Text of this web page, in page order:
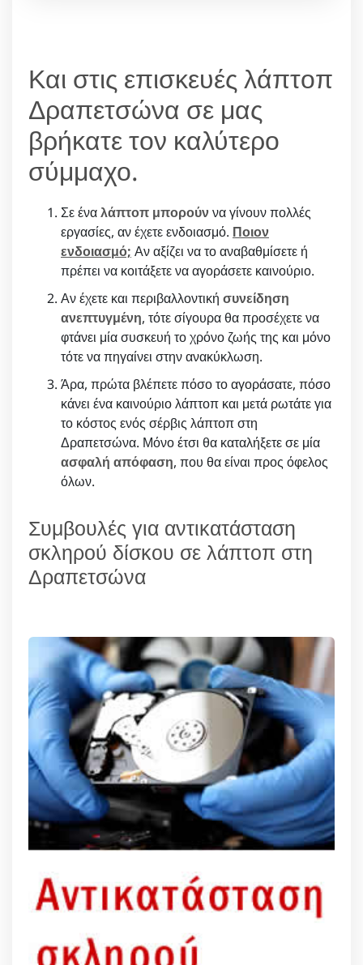
Και στις επισκευές λάπτοπ
Δραπετσώνα σε μας
βρήκατε τον καλύτερο
σύμμαχο.
Σε έναλάπτοπ μπορούννα γίνουν πολλές
εργασίες, αν έχετε ενδοιασμό. Ποιον
ενδοιασμό; Αν αξίζει να το αναβαθμίσετε ή
πρέπει να κοιτάξετε να αγοράσετε καινούριο.
Αν έχετε και περιβαλλοντική συνείδηση
ανεπτυγμένη, τότε σίγουρα θα προσέχετε να
φτάνει μία συσκευή το χρόνο ζωής της και μόνο
τότε να πηγαίνει στην ανακύκλωση.
Άρα, πρώτα βλέπετε πόσο το αγοράσατε, πόσο
κάνει ένα καινούριο λάπτοπ και μετά ρωτάτε για
το κόστος ενός σέρβις λάπτοπ στη
Δραπετσώνα. Μόνο έτσι θα καταλήξετε σε μία
ασφαλή απόφαση, που θα είναι προς όφελος
όλων.
Συμβουλές για αντικατάσταση
σκληρού δίσκου σε λάπτοπ στη
Δραπετσώνα